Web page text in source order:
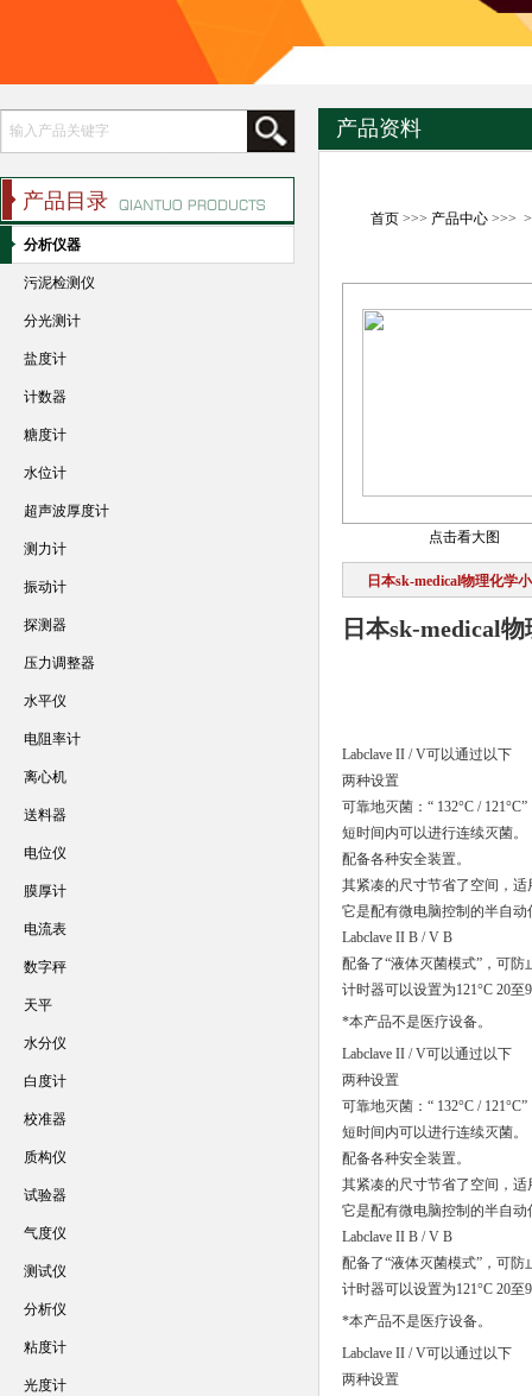
产品资料
首页>>> 产品中心>>>
点击看大图
日本sk-medical物理化学
日本sk-medical
Labclave II / V可以通过以下
两种设置
可靠地灭菌：“ 132°C /
短时间内可以进行连续灭菌。
配备各种安全装置。
其紧凑的尺寸节省了空间，适
它是配有微电脑控制的半自动
Labclave II B / V B
配备了“液体灭菌模式”，可
计时器可以设置为121°C 20至
*本产品不是医疗设备。
Labclave II / V可以通过以下
两种设置
可靠地灭菌：“ 132°C /
短时间内可以进行连续灭菌。
配备各种安全装置。
其紧凑的尺寸节省了空间，适
它是配有微电脑控制的半自动
Labclave II B / V B
配备了“液体灭菌模式”，可
计时器可以设置为121°C 20至
*本产品不是医疗设备。
Labclave II / V可以通过以下
两种设置
产品目录
分析仪器
污泥检测仪
分光测计
盐度计
计数器
糖度计
水位计
超声波厚度计
测力计
振动计
探测器
压力调整器
水平仪
电阻率计
离心机
送料器
电位仪
膜厚计
电流表
数字秤
天平
水分仪
白度计
校准器
质构仪
试验器
气度仪
测试仪
分析仪
粘度计
光度计